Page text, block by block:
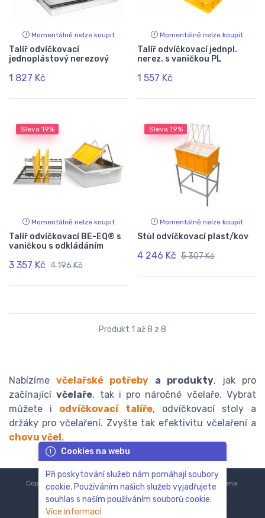
Momentálně nelze koupit
Talíř odvíčkovací
jednoplástový nerezový
1 827 Kč
Momentálně nelze koupit
Talíř odvíčkovací jednpl.
nerez. s vaničkou PL
1 557 Kč
Sleva 19%
Momentálně nelze koupit
Talíř odvíčkovací BE-EQ® s
vaničkou s odkládáním
3 357 Kč 4 196 Kč
Sleva 19%
Momentálně nelze koupit
Stůl odvíčkovací plast/kov
4 246 Kč 5 307 Kč
Produkt 1 až 8 z 8
Nabízímevčelařské potřeby a produkty, jak pro
začínajícívčelaře, tak i pro náročné včelaře. Vybrat
můžete i odvíčkovací talíře, odvíčkovací stoly a
držáky pro včelaření. Zvyšte tak efektivitu včelaření a
chovu včel.
Cookies na webu
Při poskytování služeb nám pomáhají soubory
cookie. Používáním našich služeb vyjadřujete
souhlas s naším používáním souborů cookie.
Více informací
Copyright © 2018-2024ZoOo.cz®Všechna práva vyhrazena.